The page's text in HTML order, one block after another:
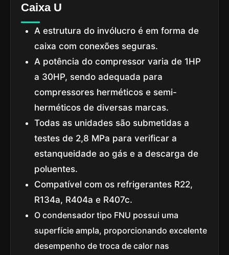
Caixa U
A estrutura do invólucro é em forma de
caixa com conexões seguras.
A potência do compressor varia de 1HP
a 30HP, sendo adequada para
compressores herméticos e semi-
herméticos de diversas marcas.
Todas as unidades são submetidas a
testes de 2,8 MPa para verificar a
estanqueidade ao gás e a descarga de
poluentes.
Compatível com os refrigerantes R22,
R134a, R404a e R407c.
O condensador tipo FNU possui uma
superfície ampla, proporcionando excelente
desempenho de troca de calor nas